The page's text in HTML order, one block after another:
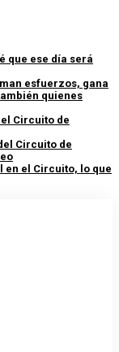
que ese día será
esfuerzos, gana
quienes
Circuito de
Circuito de
en el Circuito, lo que